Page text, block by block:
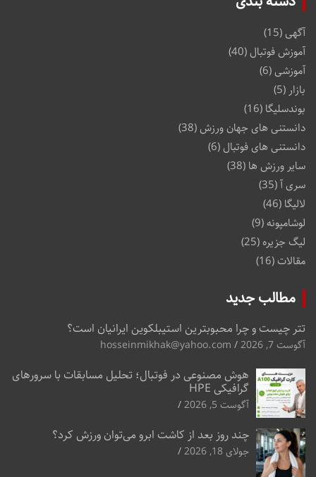
آگهی(15)
آموزش فوتبال (40)
آموزشی(6)
بازار (5)
بوندسلیگا (16)
دانستنی های جهان ورزش(38)
دانستنی های فوتبال (6)
سایر ورزش ها (38)
سری آ(35)
لالیگا (46)
لوشامپونه(9)
لیگ جزیره (25)
مقالات(16)
مطالب جدید
تتر چیست و چرا محبوبترین استیبلکوین ایرانیان است؟
آگوست 7, 2026 hosseinmikhak@yahoo.com
هوش مصنوعی در فوتبال؛ تحلیل مسابقات با سرورهای
گرافیکی HPE
آگوست 5, 2026
چند روز بعد از کاشت ابرو می‌توان ورزش کرد؟
جولای 18, 2026